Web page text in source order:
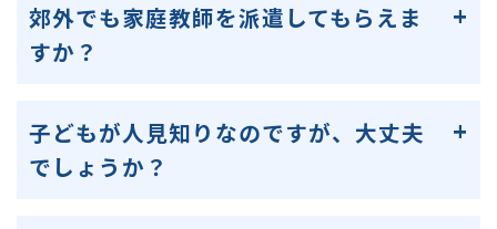
郊外でも家庭教師を派遣してもらえま
すか？
子どもが人見知りなのですが、大丈夫
でしょうか？